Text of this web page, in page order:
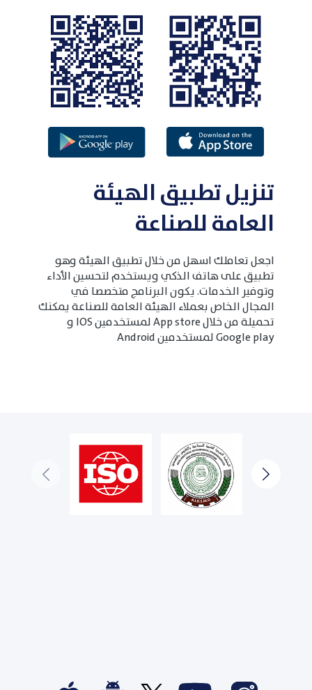
تنزيل تطبيق الهيئة
العامة للصناعة
اجعل تعاملك اسهل من خلال تطبيق الهيئة وهو
تطبيق على هاتف الذكي ويستخدم لتحسين الأداء
وتوفير الخدمات. يكون البرنامج متخصصا في
المجال الخاص بعملاء الهيئة العامة للصناعة يمكنك
تحميلة من خلال App store لمستخدمين IOS و
Google play لمستخدمين Android